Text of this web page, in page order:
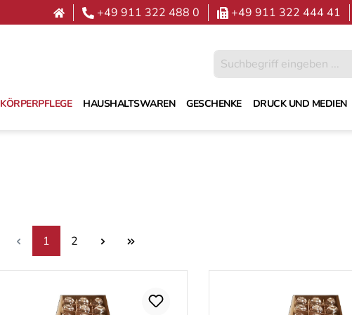
+49 911 322 488 0 +49 911 322 444 41
KÖRPERPFLEGE HAUSHALTSWAREN GESCHENKE DRUCK UND MEDIEN
Seite
1 Seite
2